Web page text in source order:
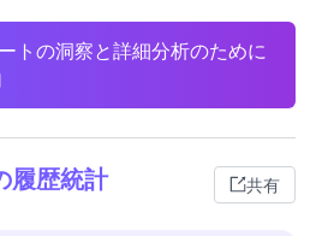
トの洞察と詳細分析のために
履歴統計 共有